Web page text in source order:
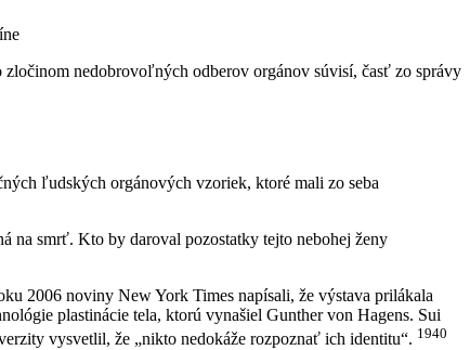
zločinom nedobrovoľných odberov orgánov súvisí, časť zo správy
ľudských orgánových vzoriek, ktoré mali zo seba
na smrť. Kto by daroval pozostatky tejto nebohej ženy
2006 noviny New York Times napísali, že výstava prilákala
plastinácie tela, ktorú vynašiel Gunther von Hagens. Sui
vysvetlil, že „nikto nedokáže rozpoznať ich identitu“. 1940